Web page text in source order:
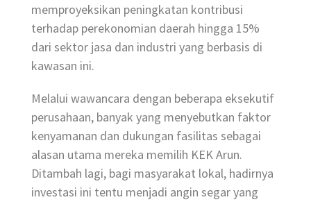
memproyeksikan peningkatan kontribusi
terhadap perekonomian daerah hingga 15%
dari sektor jasa dan industri yang berbasis di
kawasan ini.
Melalui wawancara dengan beberapa eksekutif
perusahaan, banyak yang menyebutkan faktor
kenyamanan dan dukungan fasilitas sebagai
alasan utama mereka memilih KEK Arun.
Ditambah lagi, bagi masyarakat lokal, hadirnya
investasi ini tentu menjadi angin segar yang